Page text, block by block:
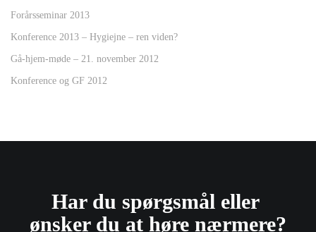
Forårsseminar 2013
Konference 2013 – Hygiejne – ren viden?
Gå-hjem-møde – 21. november 2012
Konference og GF 2012
Har du spørgsmål eller ​
ønsker du at høre nærmere?